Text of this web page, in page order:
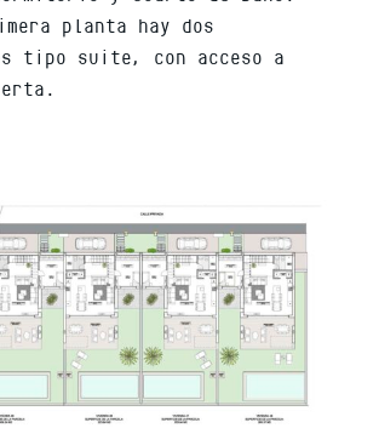
planta hay dos
tipo suite, con acceso a